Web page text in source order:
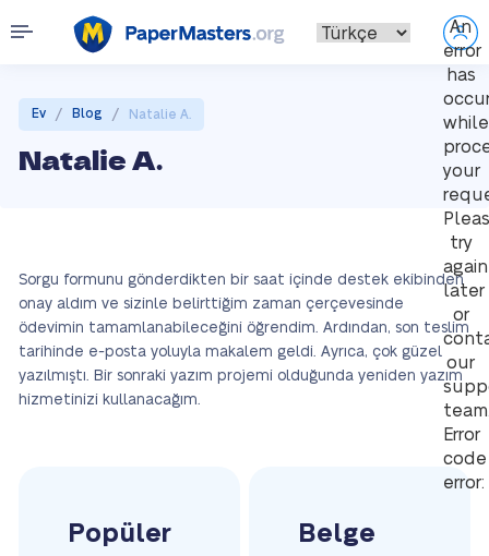
An
error
has
while
your
try
again
later
or
our
Error
code
error:
Ev / Blog / Natalie A.
Natalie A.
Sorgu formunu gönderdikten bir saat içinde destek ekibinden
onay aldım ve sizinle belirttiğim zaman çerçevesinde
ödevimin tamamlanabileceğini öğrendim. Ardından, son teslim
tarihinde e-posta yoluyla makalem geldi. Ayrıca, çok güzel
yazılmıştı. Bir sonraki yazım projemi olduğunda yeniden yazım
hizmetinizi kullanacağım.
Popüler
Belge